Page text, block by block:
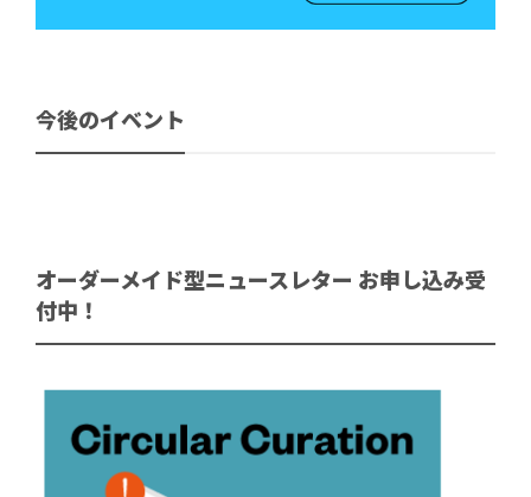
今後のイベント
オーダーメイド型ニュースレター お申し込み受
付中！